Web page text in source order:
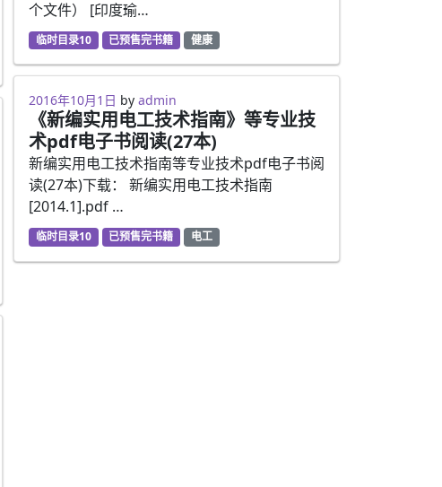
个文件） [印度瑜…
临时目录10 已预售完书籍 健康
2016年10月1日 by admin
《新编实用电工技术指南》等专业技
术pdf电子书阅读(27本)
新编实用电工技术指南等专业技术pdf电子书阅
读(27本)下载： 新编实用电工技术指南
[2014.1].pdf …
临时目录10 已预售完书籍 电工